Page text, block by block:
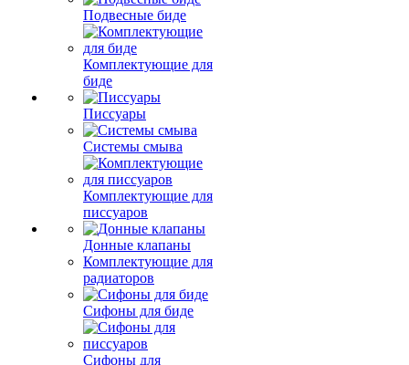
Подвесные биде
Комплектующие для
биде
Писсуары
Системы смыва
Комплектующие для
писсуаров
Донные клапаны
Комплектующие для
радиаторов
Сифоны для биде
Сифоны для